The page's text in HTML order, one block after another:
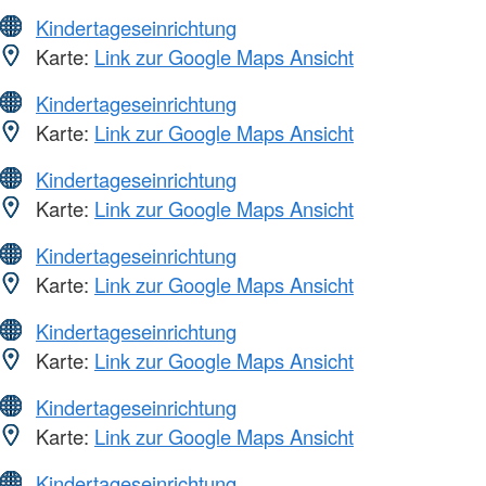
Kindertageseinrichtung
Karte: Link zur Google Maps Ansicht
Kindertageseinrichtung
Karte: Link zur Google Maps Ansicht
Kindertageseinrichtung
Karte: Link zur Google Maps Ansicht
Kindertageseinrichtung
Karte: Link zur Google Maps Ansicht
Kindertageseinrichtung
Karte: Link zur Google Maps Ansicht
Kindertageseinrichtung
Karte: Link zur Google Maps Ansicht